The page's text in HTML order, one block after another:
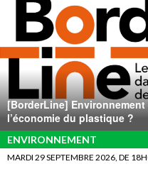
[BorderLine]
l’économie du plastique ?
ENVIRONNEMENT
MARDI 29 SEPTEMBRE 2026, DE